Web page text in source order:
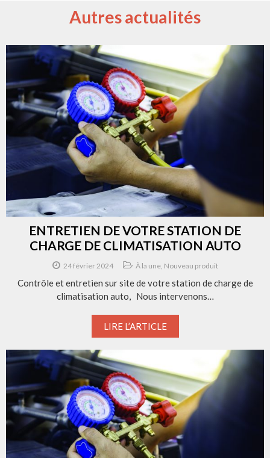
Autres actualités
ENTRETIEN DE VOTRE STATION DE
CHARGE DE CLIMATISATION AUTO
24 février 2024 À la une, Nouveau produit
Contrôle et entretien sur site de votre station de charge de
climatisation auto, Nous intervenons…
LIRE L’ARTICLE